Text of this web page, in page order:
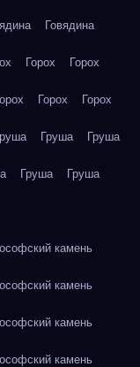
Говядина
Горох Горох
Горох Горох
Груша Груша
Груша Груша
камень
камень
камень
камень